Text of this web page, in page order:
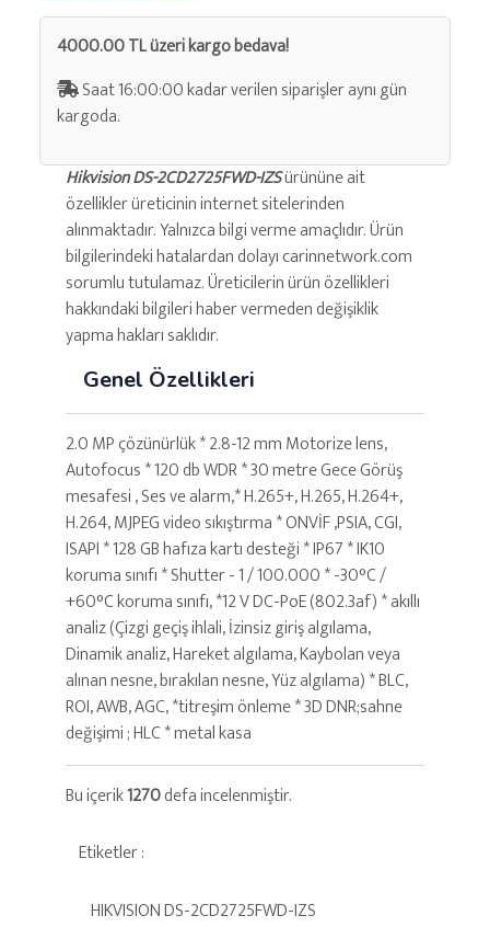
4000.00 TL üzeri kargo bedava!
Saat 16:00:00 kadar verilen siparişler aynı gün
kargoda.
Hikvision DS-2CD2725FWD-IZSürününe ait
özellikler üreticinin internet sitelerinden
alınmaktadır. Yalnızca bilgi verme amaçlıdır. Ürün
bilgilerindeki hatalardan dolayı carinnetwork.com
sorumlu tutulamaz. Üreticilerin ürün özellikleri
hakkındaki bilgileri haber vermeden değişiklik
yapma hakları saklıdır.
Genel Özellikleri
2.0 MP çözünürlük * 2.8-12 mm Motorize lens,
Autofocus * 120 db WDR * 30 metre Gece Görüş
mesafesi , Ses ve alarm,* H.265+, H.265, H.264+,
H.264, MJPEG video sıkıştırma * ONVİF ,PSIA, CGI,
ISAPI * 128 GB hafıza kartı desteği * IP67 * IK10
koruma sınıfı * Shutter - 1 / 100.000 * -30°C /
+60°C koruma sınıfı, *12 V DC-PoE (802.3af) * akıllı
analiz (Çizgi geçiş ihlali, İzinsiz giriş algılama,
Dinamik analiz, Hareket algılama, Kaybolan veya
alınan nesne, bırakılan nesne, Yüz algılama) * BLC,
ROI, AWB, AGC, *titreşim önleme * 3D DNR;sahne
değişimi ; HLC * metal kasa
Bu içerik1270defa incelenmiştir.
Etiketler :
HIKVISION DS-2CD2725FWD-IZS